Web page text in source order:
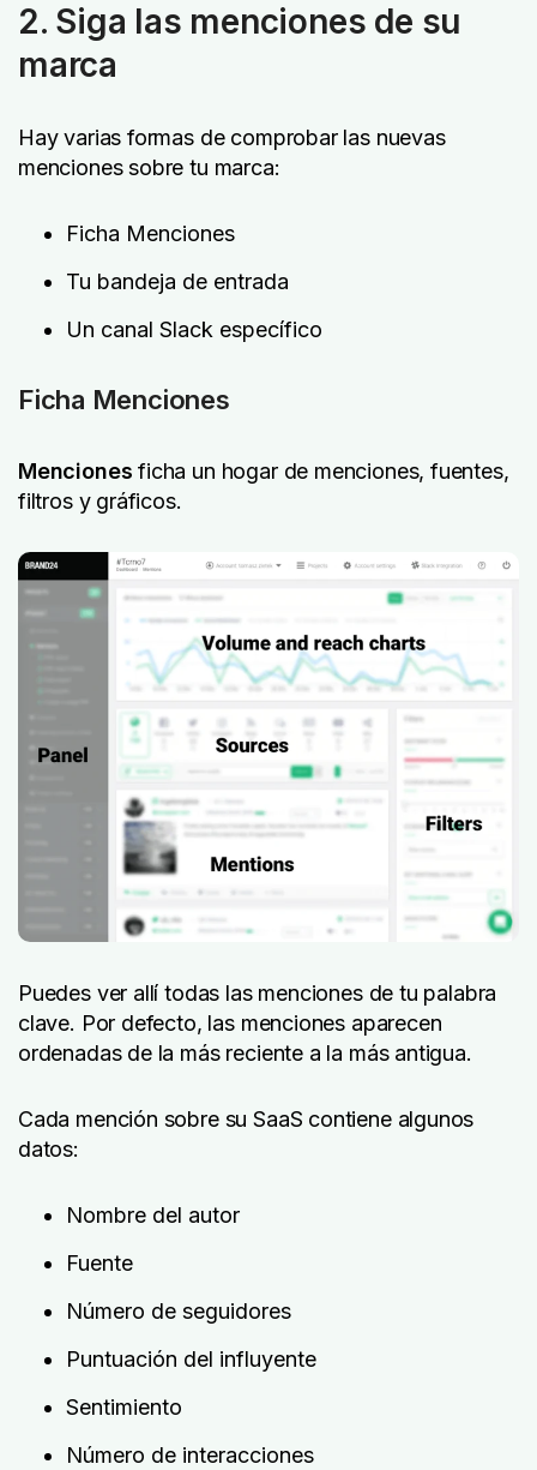
2. Siga las menciones de su
marca
Hay varias formas de comprobar las nuevas
menciones sobre tu marca:
Ficha Menciones
Tu bandeja de entrada
Un canal Slack específico
Ficha Menciones
Menciones ficha un hogar de menciones, fuentes,
filtros y gráficos.
Puedes ver allí todas las menciones de tu palabra
clave. Por defecto, las menciones aparecen
ordenadas de la más reciente a la más antigua.
Cada mención sobre su SaaS contiene algunos
datos:
Nombre del autor
Fuente
Número de seguidores
Puntuación del influyente
Sentimiento
Número de interacciones